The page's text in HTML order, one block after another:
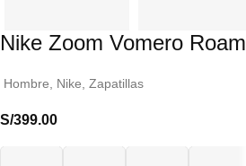
Nike Zoom Vomero Roam
Hombre Nike Zapatillas
S/399.00